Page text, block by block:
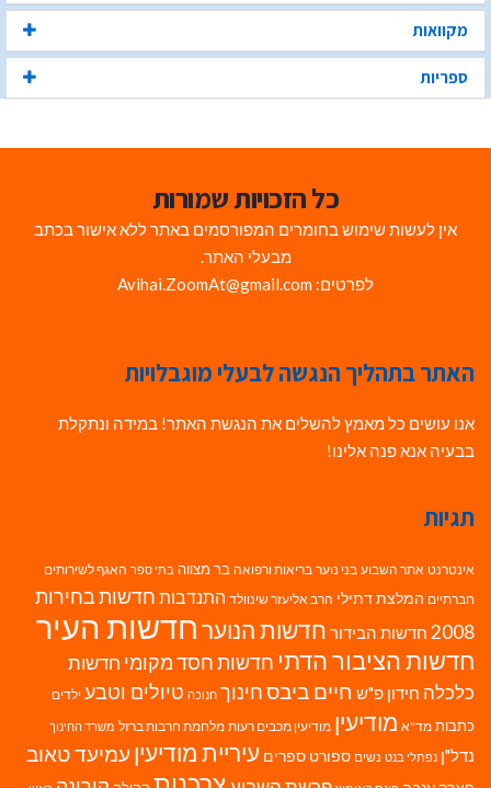
מקוואות
ספריות
כל הזכויות שמורות
אין לעשות שימוש בחומרים המפורסמים באתר ללא אישור בכתב
מבעלי האתר.
לפרטים: Avihai.ZoomAt@gmail.com
האתר בתהליך הנגשה לבעלי מוגבלויות
אנו עושים כל מאמץ להשלים את הנגשת האתר! במידה ונתקלת
בבעיה אנא פנה אלינו!
תגיות
אינטרנט אתר השבוע בני נוער בריאות ורפואה בר מצווה בתי ספר האגף לשירותים
חברתיים המלצת דתילי הרב אליעזר שינוולד התנדבות חדשות בחירות
2008 חדשות הבידור חדשות הנוערחדשות העיר
חדשות הציבור הדתי חדשות חסד מקומי חדשות
כלכלה חידון פ"ש חיים ביבסחינוך חנוכה טיולים וטבע ילדים
כתבות מד"א מודיעין מודיעין מכבים רעות מלחמת חרבות ברזל משרד החינוך
נדל"ן נפתלי בנט נשים ספורט ספרים עיריית מודיעין עמיעד טאוב